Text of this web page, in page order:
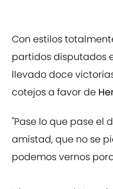
Con estilos
partidos disputados
llevado doce
cotejos a favor de
"Pase lo que pase el
amistad, que no se
podemos vernos